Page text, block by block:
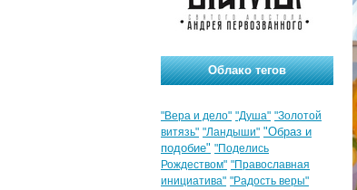
Облако тегов
"Вера и дело" "Душа" "Золотой
витязь" "Ландыши" "Образ и
подобие" "Поделись
Рождеством" "Православная
инициатива" "Радость веры"